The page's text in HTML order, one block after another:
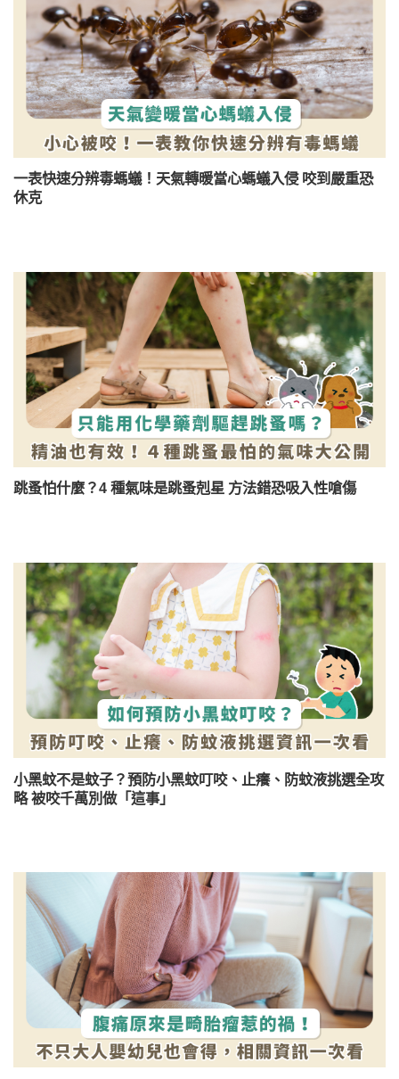
一表快速分辨毒螞蟻！天氣轉暖當心螞蟻入侵 咬到嚴重恐
休克
跳蚤怕什麼？4 種氣味是跳蚤剋星 方法錯恐吸入性嗆傷
小黑蚊不是蚊子？預防小黑蚊叮咬、止癢、防蚊液挑選全攻
略 被咬千萬別做「這事」